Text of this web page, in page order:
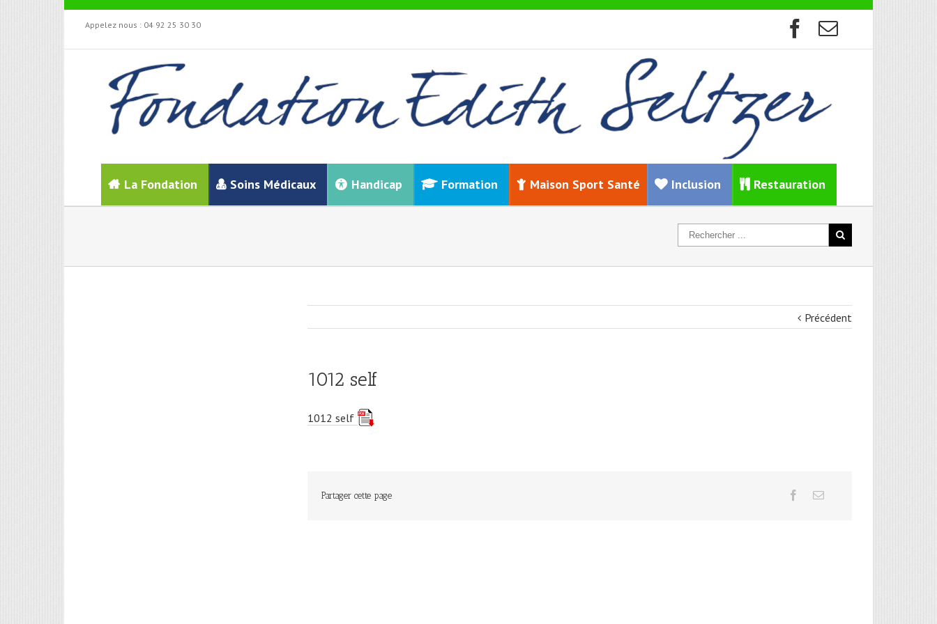
Appelez nous : 04 92 25 30 30
La Fondation Soins Médicaux Handicap Formation Maison Sport Santé Inclusion Restauration
Précédent
1012 self
1012 self
Partager cette page